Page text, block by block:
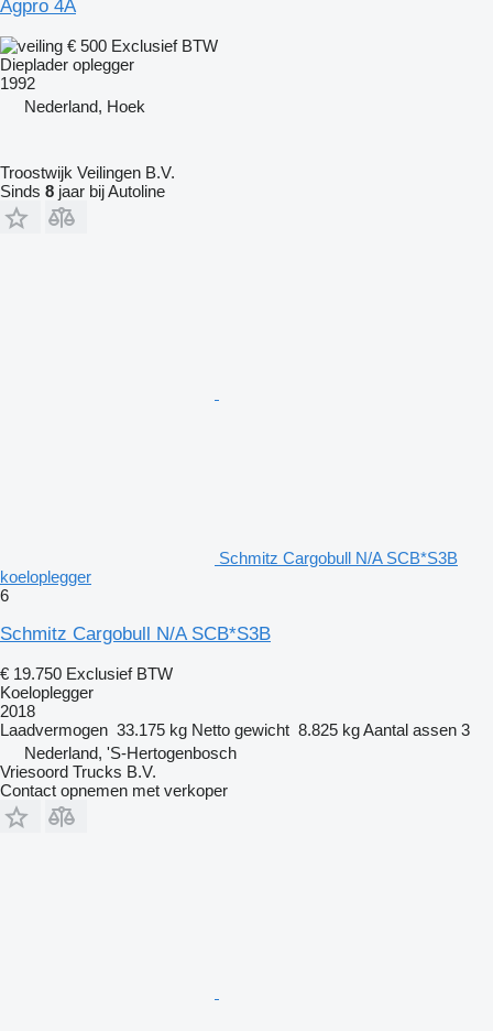
Agpro 4A
€ 500 Exclusief BTW
Dieplader oplegger
1992
Nederland, Hoek
Troostwijk Veilingen B.V.
Sinds 8 jaar bij Autoline
Schmitz Cargobull N/A SCB*S3B
koeloplegger
6
Schmitz Cargobull N/A SCB*S3B
€ 19.750 Exclusief BTW
Koeloplegger
2018
Laadvermogen 33.175 kg Netto gewicht 8.825 kgAantal assen 3
Nederland, 'S-Hertogenbosch
Vriesoord Trucks B.V.
Contact opnemen met verkoper